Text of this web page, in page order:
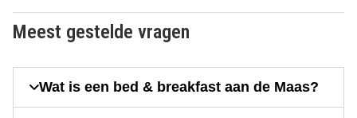
Meest gestelde vragen
Wat is een bed & breakfast aan de Maas?